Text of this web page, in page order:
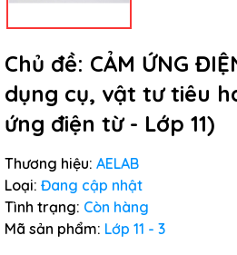
Chủ đề: CẢM ỨNG
dụng cụ, vật tư tiêu
ứng điện từ - Lớp 11)
Thương hiệu: AELAB
Loại: Đang cập nhật
Tình trạng: Còn hàng
Mã sản phẩm: Lớp 11 - 3